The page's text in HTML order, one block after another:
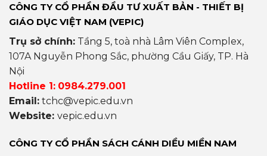
CÔNG TY CỔ PHẦN ĐẦU TƯ XUẤT BẢN - THIẾT BỊ
GIÁO DỤC VIỆT NAM (VEPIC)
Trụ sở chính: Tầng 5, toà nhà Lâm Viên Complex,
107A Nguyễn Phong Sắc, phường Cầu Giấy, TP. Hà
Nội
Hotline 1: 0984.279.001
Email: tchc@vepic.edu.vn
Website: vepic.edu.vn
CÔNG TY CỔ PHẦN SÁCH CÁNH DIỀU MIỀN NAM